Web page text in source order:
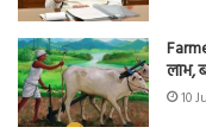
लाभ,
10